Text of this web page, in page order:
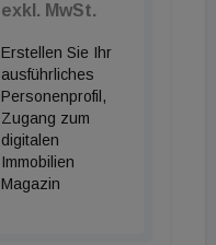
exkl. MwSt.
Erstellen Sie Ihr
ausführliches
Personenprofil,
Zugang zum
digitalen
Immobilien
Magazin